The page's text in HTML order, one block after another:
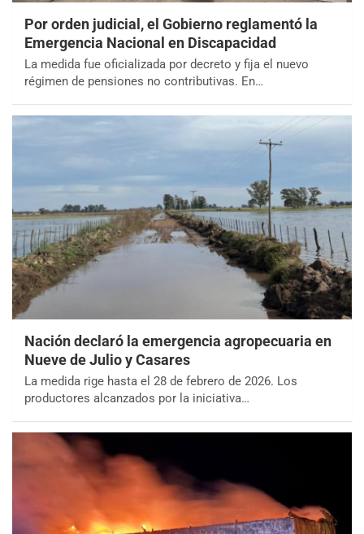
Por orden judicial, el Gobierno reglamentó la
Emergencia Nacional en Discapacidad
La medida fue oficializada por decreto y fija el nuevo
régimen de pensiones no contributivas. En…
Nación declaró la emergencia agropecuaria en
Nueve de Julio y Casares
La medida rige hasta el 28 de febrero de 2026. Los
productores alcanzados por la iniciativa…